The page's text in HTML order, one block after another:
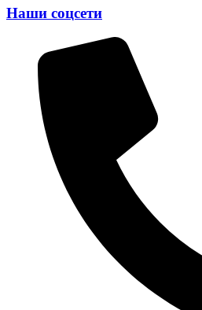
Наши соцсети